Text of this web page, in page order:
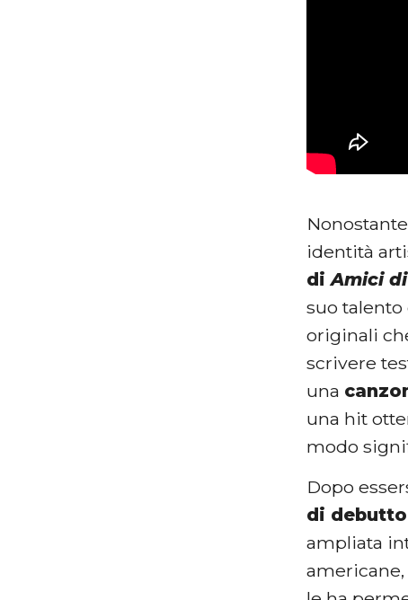
identità
diAmici
suo talento
originali
scrivere
una
una hit
modo
Dopo
di debutto
ampliata